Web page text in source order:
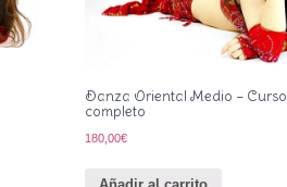
Danza Oriental Medio – Curso
completo
180,00€